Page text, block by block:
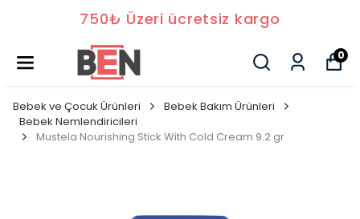
750₺ Üzeri ücretsiz kargo
0
Bebek ve Çocuk Ürünleri
Bebek Bakım Ürünleri
Bebek Nemlendiricileri
Mustela Nourishing Stick With Cold Cream 9.2 gr